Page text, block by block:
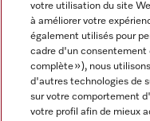
Miele sur Instagram
Miele sur Youtube
votre utilisation du site
à améliorer votre
également utilisés pour
cadre d'un
complète »), nous
d'autres technologies de
sur votre comportement
votre profil afin de mieux